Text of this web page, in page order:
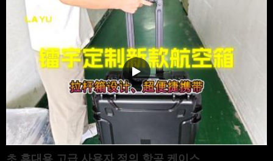
초 휴대용 고급 사용자 정의 항공 케이스